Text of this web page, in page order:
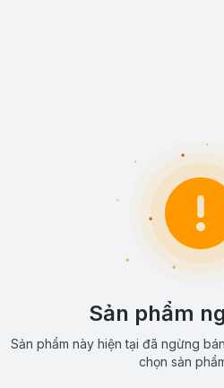
Sản phẩm
Sản phẩm này hiện tại đã ngừng
chọn sản